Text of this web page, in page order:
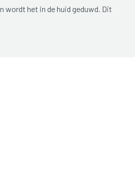
wordt het in de huid geduwd. Dit